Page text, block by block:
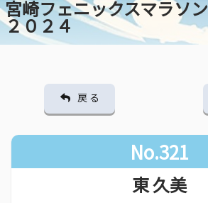
宮崎フェニックスマラソン
２０２４
戻 る
No.321
東 久美